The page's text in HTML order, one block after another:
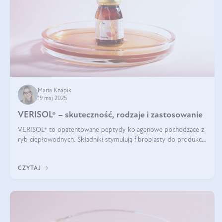
Maria Knapik
19 maj 2025
VERISOL® – skuteczność, rodzaje i zastosowanie
VERISOL® to opatentowane peptydy kolagenowe pochodzące z
ryb ciepłowodnych. Składniki stymulują fibroblasty do produkcji
komórek skóry.
CZYTAJ